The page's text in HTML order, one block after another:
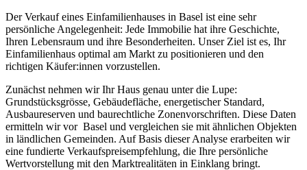
Der Verkauf eines Einfamilienhauses in Basel ist eine sehr
persönliche Angelegenheit: Jede Immobilie hat ihre Geschichte,
Ihren Lebensraum und ihre Besonderheiten. Unser Ziel ist es, Ihr
Einfamilienhaus optimal am Markt zu positionieren und den
richtigen Käufer:innen vorzustellen.
Zunächst nehmen wir Ihr Haus genau unter die Lupe:
Grundstücksgrösse, Gebäudefläche, energetischer Standard,
Ausbaureserven und baurechtliche Zonenvorschriften. Diese Daten
ermitteln wir vor Basel und vergleichen sie mit ähnlichen Objekten
in ländlichen Gemeinden. Auf Basis dieser Analyse erarbeiten wir
eine fundierte Verkaufspreisempfehlung, die Ihre persönliche
Wertvorstellung mit den Marktrealitäten in Einklang bringt.